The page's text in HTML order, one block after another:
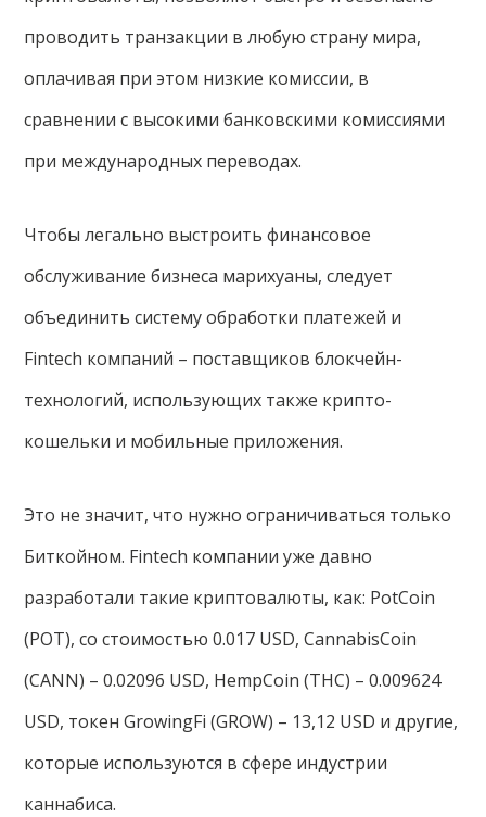
проводить транзакции в любую страну мира,
оплачивая при этом низкие комиссии, в
сравнении с высокими банковскими комиссиями
при международных переводах.
Чтобы легально выстроить финансовое
обслуживание бизнеса марихуаны, следует
объединить систему обработки платежей и
Fintech компаний – поставщиков блокчейн-
технологий, использующих также крипто-
кошельки и мобильные приложения.
Это не значит, что нужно ограничиваться только
Биткойном. Fintech компании уже давно
разработали такие криптовалюты, как: PotCoin
(POT), со стоимостью 0.017 USD, CannabisCoin
(CANN) – 0.02096 USD, HempCoin (THC) – 0.009624
USD, токен GrowingFi (GROW) – 13,12 USD и другие,
которые используются в сфере индустрии
каннабиса.